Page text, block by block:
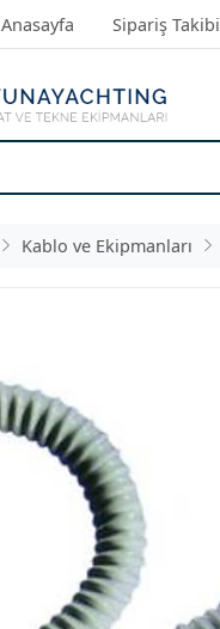
Anasayfa Sipariş Takibi
Kablo ve Ekipmanları